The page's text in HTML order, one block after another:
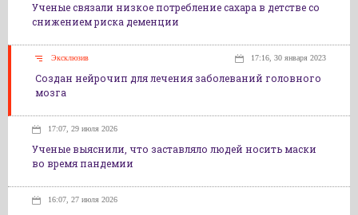
Ученые связали низкое потребление сахара в детстве со
снижением риска деменции
Эксклюзив 17:16, 30 января 2023
Создан нейрочип для лечения заболеваний головного
мозга
17:07, 29 июля 2026
Ученые выяснили, что заставляло людей носить маски
во время пандемии
16:07, 27 июля 2026